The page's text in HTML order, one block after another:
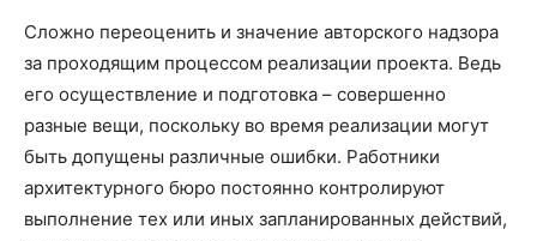
Сложно переоценить и значение авторского надзора
за проходящим процессом реализации проекта. Ведь
его осуществление и подготовка – совершенно
разные вещи, поскольку во время реализации могут
быть допущены различные ошибки. Работники
архитектурного бюро постоянно контролируют
выполнение тех или иных запланированных действий,